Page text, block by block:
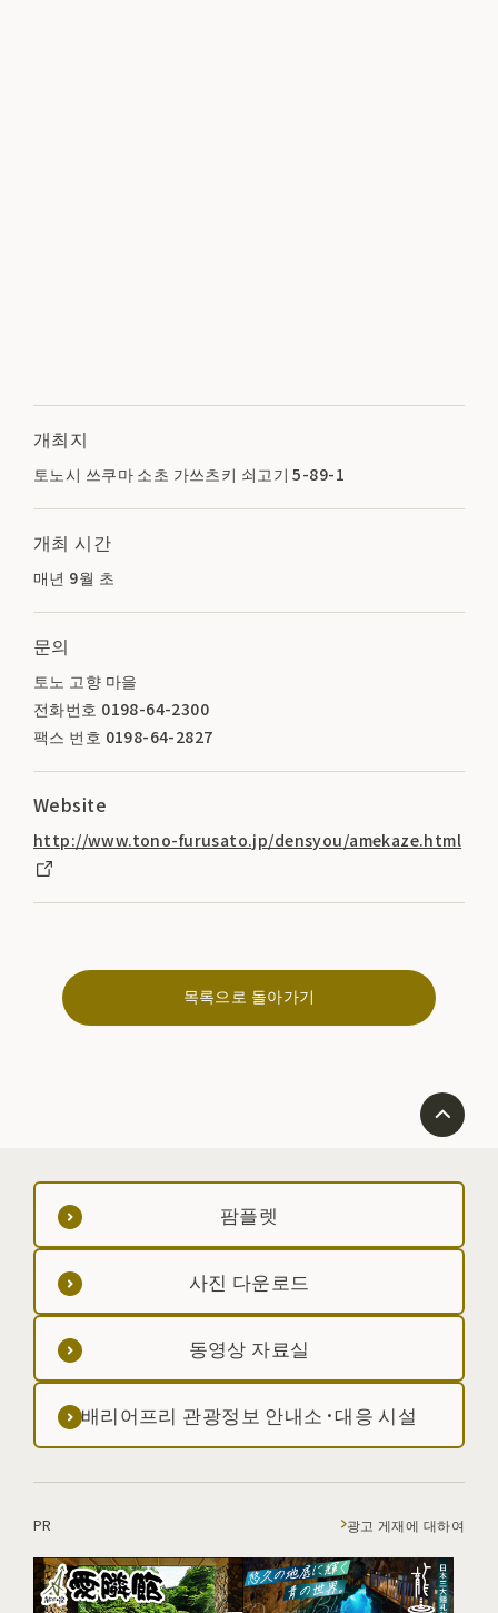
개최지
토노시 쓰쿠마 소초 가쓰츠키 쇠고기 5-89-1
개최 시간
매년 9월 초
문의
토노 고향 마을
전화번호 0198-64-2300
팩스 번호 0198-64-2827
Website
http://www.tono-furusato.jp/densyou/amekaze.html
목록으로 돌아가기
팜플렛
사진 다운로드
동영상 자료실
배리어프리 관광정보 안내소·대응 시설
PR 광고 게재에 대하여